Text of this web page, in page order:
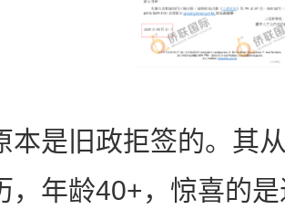
本是旧政拒签的。其
，年龄40+，惊喜的